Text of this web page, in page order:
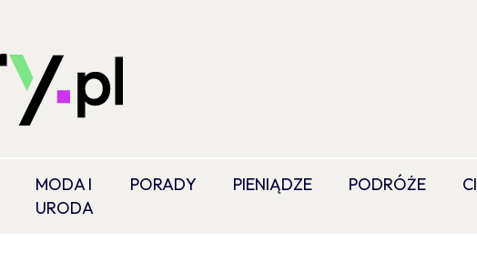
MODA I
URODA
PORADY PIENIĄDZE PODRÓŻE